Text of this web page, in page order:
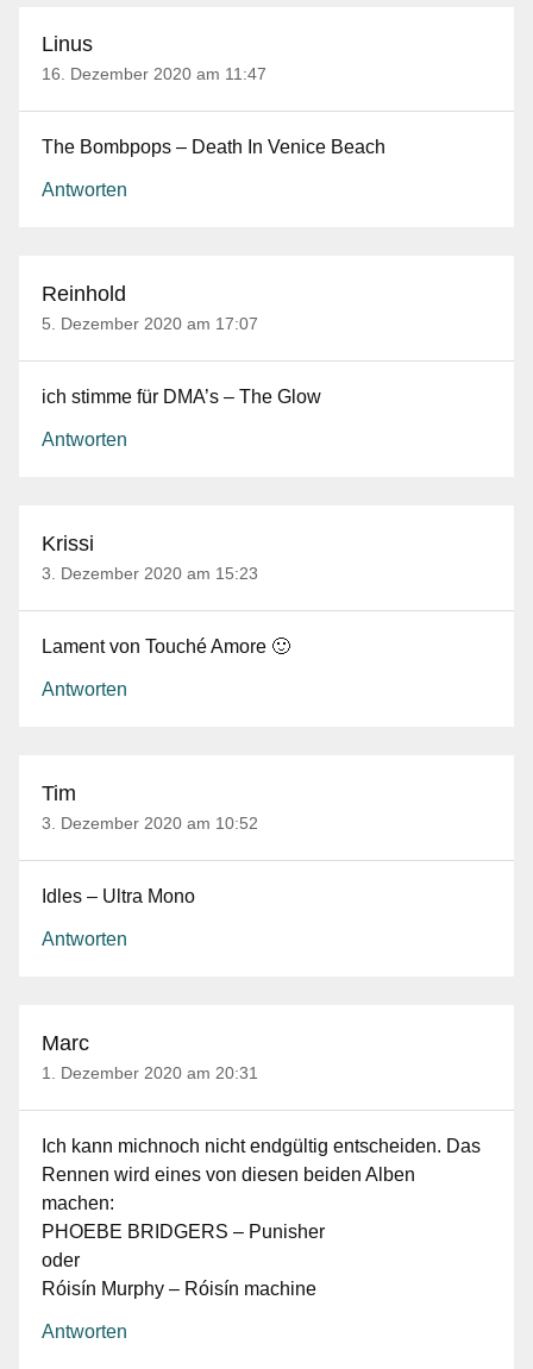
Linus
16. Dezember 2020 am 11:47
The Bombpops – Death In Venice Beach
Antworten
Reinhold
5. Dezember 2020 am 17:07
ich stimme für DMA’s – The Glow
Antworten
Krissi
3. Dezember 2020 am 15:23
Lament von Touché Amore 🙂
Antworten
Tim
3. Dezember 2020 am 10:52
Idles – Ultra Mono
Antworten
Marc
1. Dezember 2020 am 20:31
Ich kann michnoch nicht endgültig entscheiden. Das
Rennen wird eines von diesen beiden Alben
machen:
PHOEBE BRIDGERS – Punisher
oder
Róisín Murphy – Róisín machine
Antworten